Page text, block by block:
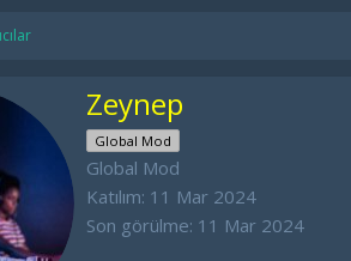
Zeynep
Global Mod
Global Mod
Katılım 11 Mar 2024
Son görülme 11 Mar 2024